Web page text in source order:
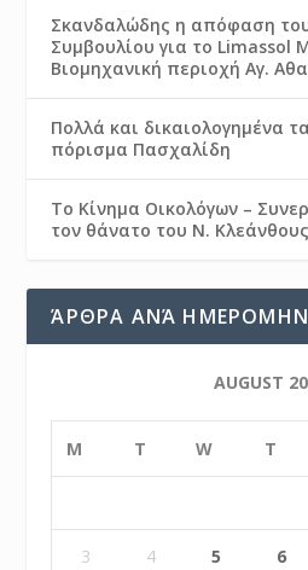
Σκανδαλώδης η απόφαση
Συμβουλίου για το Limassol
Βιομηχανική περιοχή Αγ.
Πολλά και δικαιολογημένα
πόρισμα Πασχαλίδη
Το Κίνημα Οικολόγων –
τον θάνατο του Ν. Κλεάνθους
ΆΡΘΡΑ ΑΝΆ
AUGUST
M T W T
3 4 5 6